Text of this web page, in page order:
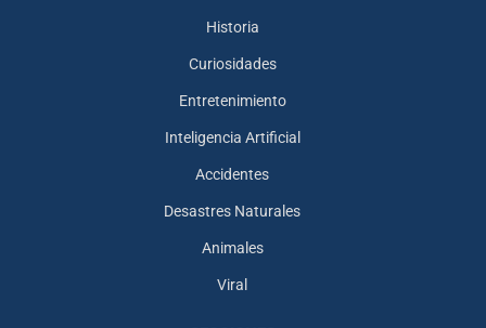
Historia
Curiosidades
Entretenimiento
Inteligencia Artificial
Accidentes
Desastres Naturales
Animales
Viral